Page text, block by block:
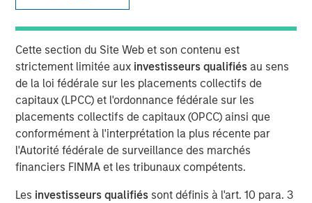
Cette section du Site Web et son contenu est
strictement limitée aux investisseurs qualifiésau sens
de la loi fédérale sur les placements collectifs de
capitaux (LPCC) et l'ordonnance fédérale sur les
placements collectifs de capitaux (OPCC) ainsi que
conformément à l'interprétation la plus récente par
l'Autorité fédérale de surveillance des marchés
financiers FINMA et les tribunaux compétents.
Les investisseurs qualifiés sont définis à l'art. 10 para. 3
56% of asset owners agree that they must choose
between financial gains and incorporating diversity
into their investment decisions, revealing there may
be deep-seated skepticism about diverse external